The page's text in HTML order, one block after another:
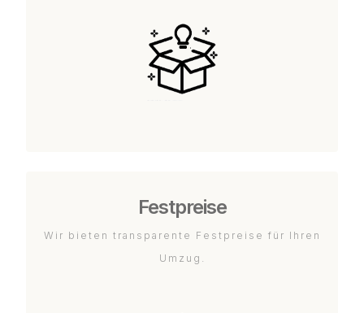
Festpreise
Wir bieten transparente Festpreise für Ihren
Umzug.